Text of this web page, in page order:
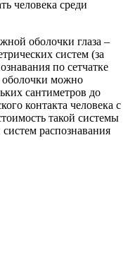
человека среди
оболочки глаза –
систем (за
по сетчатке
оболочки можно
сантиметров до
контакта человека с
такой системы
распознавания